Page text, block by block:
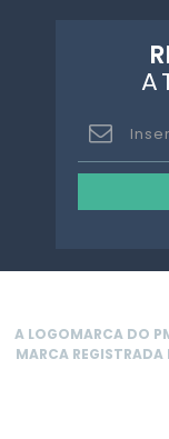
A LOGOMARCA DO
MARCA